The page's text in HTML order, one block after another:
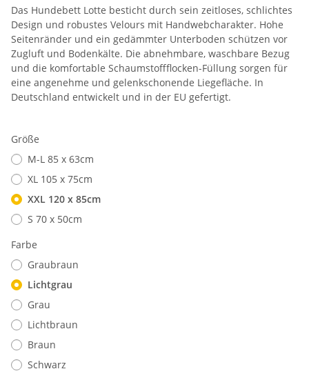
Das Hundebett Lotte besticht durch sein zeitloses, schlichtes
Design und robustes Velours mit Handwebcharakter. Hohe
Seitenränder und ein gedämmter Unterboden schützen vor
Zugluft und Bodenkälte. Die abnehmbare, waschbare Bezug
und die komfortable Schaumstoffflocken-Füllung sorgen für
eine angenehme und gelenkschonende Liegefläche. In
Deutschland entwickelt und in der EU gefertigt.
Größe
M-L 85 x 63cm
XL 105 x 75cm
XXL 120 x 85cm
S 70 x 50cm
Farbe
Graubraun
Lichtgrau
Grau
Lichtbraun
Braun
Schwarz